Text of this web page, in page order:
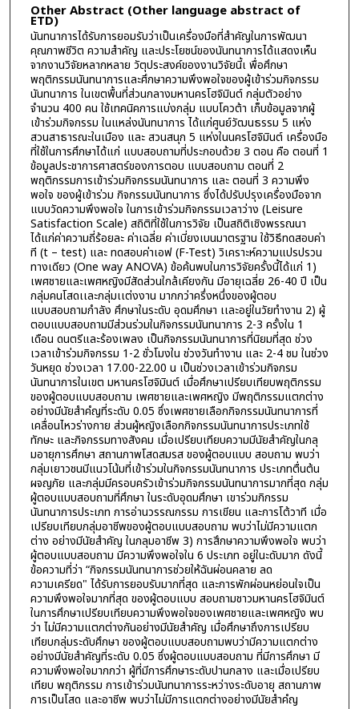
Other Abstract (Other language abstract of
ETD)
นันทนาการได้รับการยอมรับว่าเป็นเครื่องมือที่สำคัญในการพัฒนา
คุณภาพชีวิต ความสำคัญ และประโยชน์ของนันทนาการได้แสดงเห็น
จากงานวิจัยหลากหลาย วัตุประสงค์ของงานวิจัยนี้เ พื่อศึกษา
พฤติกรรมนันทนาการและศึกษาความพึงพอใจของผู้เข้าร่วมกิจกรรม
นันทนาการ ในเขตพื้นที่ส่วนกลางมหานครโฮจิมินต์ กลุ่มตัวอย่าง
จำนวน 400 คน ใช้เทคนิคการแบ่งกลุ่ม แบบโควต้า เก็บข้อมูลจากผู้
เข้าร่วมกิจกรรม ในแหล่งนันทนาการ ได้แก่ศูนย์วัฒนธรรม 5 แห่ง
สวนสาธารณะในเมือง และ สวนสนุก 5 แห่งในนครโฮจิมินต์ เครื่องมือ
ที่ใช้ในการศึกษาได้แก่ แบบสอบถามที่ประกอบด้วย 3 ตอน คือ ตอนที่ 1
ข้อมูลประชาการศาสตร์ของการตอบ แบบสอบถาม ตอนที่ 2
พฤติกรรมการเข้าร่วมกิจกรรมนันทนาการ และ ตอนที่ 3 ความพึง
พอใจ ของผู้เข้าร่วม กิจกรรมนันทนาการ ซึ่งได้ปรับปรุงเครื่องมือจาก
แบบวัดความพึงพอใจ ในการเข้าร่วมกิจกรรมเวลาว่าง (Leisure
Satisfaction Scale) สถิติที่ใช้ในการวิจัย เป็นสถิติเชิงพรรณนา
ได้แก่ค่าความถี่ร้อยละ ค่าเฉลี่ย ค่าเบี่ยงเบนมาตรฐาน ใช้วิธีทดสอบค่า
ที (t – test) และ ทดสอบค่าเอฟ (F-Test) วิเคราะห์ความแปรปรวน
ทางเดียว (One way ANOVA) ข้อค้นพบในการวิจัยครั้งนี้ได้แก่ 1)
เพศชายและเพศหญิงมีสัดส่วนใกล้เคียงกัน มีอายุเฉลี่ย 26-40 ปี เป็น
กลุ่มคนโสดเเละกลุ่มเเต่งงาน มากกว่าครึ่งหนึ่งของผู้ตอบ
แบบสอบถามกำลัง ศึกษาในระดับ อุดมศึกษา เเละอยู่ในวัยทำงาน 2) ผู้
ตอบแบบสอบถามมีส่วนร่วมในกิจกรรมนันทนาการ 2-3 ครั้งใน 1
เดือน ดนตรีและร้องเพลง เป็นกิจกรรมนันทนาการที่นิยมที่สุด ช่วง
เวลาเข้าร่วมกิจกรรม 1-2 ชั่วโมงใน ช่วงวันทำงาน และ 2-4 ชม ในช่วง
วันหยุด ช่วงเวลา 17.00-22.00 น เป็นช่วงเวลาเข้าร่วมกิจกรม
นันทนาการในเขต มหานครโฮจิมินต์ เมื่อศึกษาเปรียบเทียบพฤติกรรม
ของผู้ตอบแบบสอบถาม เพศชายและเพศหญิง มีพฤติกรรมแตกต่าง
อย่างมีนัยสำคํญที่ระดับ 0.05 ซึ่งเพศชายเลือกกิจกรรมนันทนาการที่
เคลื่อนไหวร่างกาย ส่วนผู้หญิงเลือกกิจกรรมนันทนาการประเภทใช้
ทักษะ และกิจกรรมทางสังคม เมื่อเปรียบเทียบความมีนัยสำคัญในกลุ
มอายุการศึกษา สถานภาพโสดสมรส ของผู้ตอบแบบ สอบถาม พบว่า
กลุ่มเยาวชนมีแนวโน้มที่เข้าร่วมในกิจกรรมนันทนาการ ประเภทตื่นต้น
ผจญภัย และกลุ่มมีครอบครัวเข้าร่วมกิจกรรมนันทนาการมากที่สุด กลุ่ม
ผู้ตอบแบบสอบถามที่ศึกษา ในระดับอุดมศึกษา เขาร่วมกิกรรม
นันทนาการประเภท การอ่านวรรณกรรม การเขียน และการโต้วาที เมื่อ
เปรียบเทียบกลุ่มอาชีพของผู้ตอบแบบสอบถาม พบว่าไม่มีความแตก
ต่าง อย่างมีนัยสำคัญ ในกลุมอาชีพ 3) การสึกษาความพึงพอใจ พบว่า
ผู้ตอบแบบสอบถาม มีความพึงพอใจใน 6 ประเภท อยู่ในะดับมาก ดังนี้
ข้อความที่ว่า “กิจกรรมนันทนาการช่วยให้ฉันผ่อนคลาย ลด
ความเครียด" ได้รับการยอบรับมากที่สุด และการพักผ่อนหย่อนใจเป็น
ความพึงพอใจมากที่สุด ของผู้ตอบแบบ สอบถามชาวมหานครโฮจิมินต์
ในการศึกษาเปรียบเทียบความพึงพอใจของเพศชายและเพศหญิง พบ
ว่า ไม่มีความแตกต่างกันอย่างมีนัยสำคัญ เมื่อศึกษาถึงการเปรียบ
เทียบกลุ่มระดับศึกษา ของผู้ตอบแบบสอบถามพบว่ามีความแตกต่าง
อย่างมีนัยสำคัญที่ระดับ 0.05 ซึ่งผู้ตอบแบบสอบถาม ที่มีการศึกษา มี
ความพึงพอใจมากกว่า ผู้ที่มีการศึกษาระดับปานกลาง และเมื่อเปรียบ
เทียบ พฤติกรรม การเข้าร่วมนันทนาการระหว่างระดับอายุ สถานภาพ
การเป็นโสด และอาชีพ พบว่าไม่มีการแตกต่างอย่างมีนัยสำคํญ